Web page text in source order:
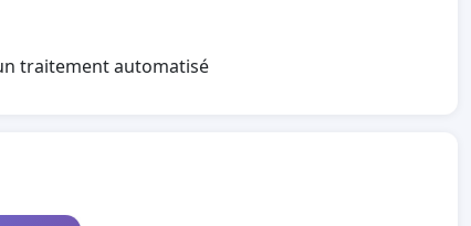
traitement automatisé